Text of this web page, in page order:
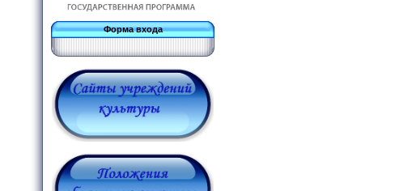
Форма входа